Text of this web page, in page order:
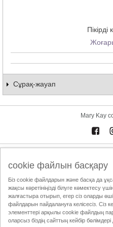
Пікірді
Сұрақ-жауап
Mary Kay
Пайдалану шарттары Жеткізу
Құпиялылық саясаты
Сұлулық
ҚТСА этика
cookie файлын басқару
Біз cookie файлдарын және басқа да
жақсы көретініңізді білуге көмектесу
жалғастыра отырып, егер сіз оларды
файлдарын пайдалануға келісесіз. Сіз
элементтері арқылы cookie файлдың
оларсыз біздің сайттың кейбір